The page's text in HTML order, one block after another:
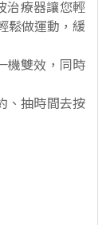
治療器讓您輕
鬆做運動，緩
機雙效，同時
、抽時間去按